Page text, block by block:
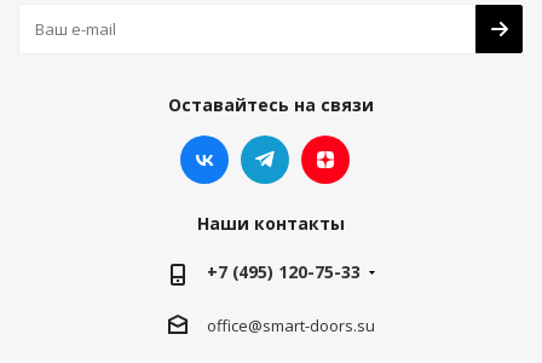
Оставайтесь на связи
Наши контакты
+7 (495) 120-75-33
office@smart-doors.su